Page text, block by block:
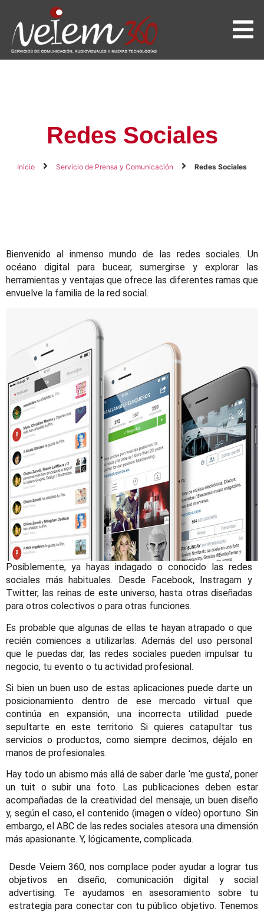
Redes Sociales
Inicio Servicio de Prensa y Comunicación Redes Sociales
Bienvenido al inmenso mundo de las redes sociales. Un
océano digital para bucear, sumergirse y explorar las
herramientas y ventajas que ofrece las diferentes ramas que
envuelve la familia de la red social.
Posiblemente, ya hayas indagado o conocido las redes
sociales más habituales. Desde Facebook, Instragam y
Twitter, las reinas de este universo, hasta otras diseñadas
para otros colectivos o para otras funciones.
Es probable que algunas de ellas te hayan atrapado o que
recién comiences a utilizarlas. Además del uso personal
que le puedas dar, las redes sociales pueden impulsar tu
negocio, tu evento o tu actividad profesional.
Si bien un buen uso de estas aplicaciones puede darte un
posicionamiento dentro de ese mercado virtual que
continúa en expansión, una incorrecta utilidad puede
sepultarte en este territorio. Si quieres catapultar tus
servicios o productos, como siempre decimos, déjalo en
manos de profesionales.
Hay todo un abismo más allá de saber darle ‘me gusta’, poner
un tuit o subir una foto. Las publicaciones deben estar
acompañadas de la creatividad del mensaje, un buen diseño
y, según el caso, el contenido (imagen o vídeo) oportuno. Sin
embargo, el ABC de las redes sociales atesora una dimensión
más apasionante. Y, lógicamente, complicada.
Desde Veiem 360, nos complace poder ayudar a lograr tus
objetivos en diseño, comunicación digital y social
advertising. Te ayudamos en asesoramiento sobre tu
estrategia para conectar con tu público objetivo. Tenemos